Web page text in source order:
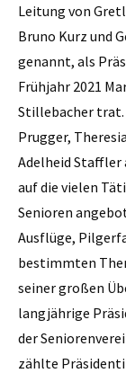
Leitung von
Bruno Kurz und
genannt, als
Frühjahr 2021
Stillebacher trat.
Prugger,
Adelheid Staffler
auf die vielen
Senioren
Ausflüge,
bestimmten
seiner großen
langjährige
der
zählte